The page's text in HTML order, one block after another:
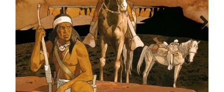
MANGA
COMICS
TOP-10